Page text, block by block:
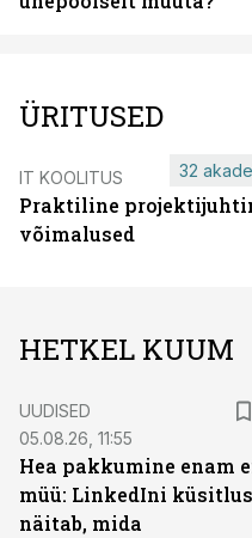
ÜRITUSED
IT KOOLITUS
Praktiline
võimalused
32
HETKEL KUUM
UUDISED
05.08.26, 11:55
Hea pakkumine enam
müü: LinkedIni küsitlus
näitab, mida